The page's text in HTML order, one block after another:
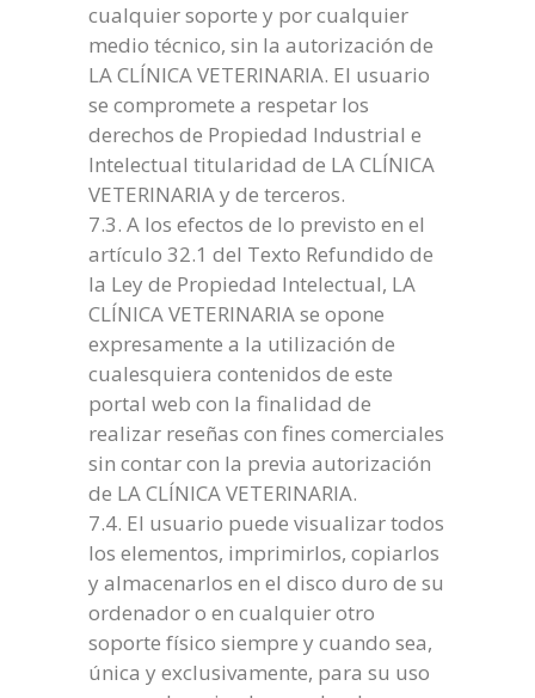
cualquier soporte y por cualquier
medio técnico, sin la autorización de
LA CLÍNICA VETERINARIA. El usuario
se compromete a respetar los
derechos de Propiedad Industrial e
Intelectual titularidad de LA CLÍNICA
VETERINARIA y de terceros.
7.3. A los efectos de lo previsto en el
artículo 32.1 del Texto Refundido de
la Ley de Propiedad Intelectual, LA
CLÍNICA VETERINARIA se opone
expresamente a la utilización de
cualesquiera contenidos de este
portal web con la finalidad de
realizar reseñas con fines comerciales
sin contar con la previa autorización
de LA CLÍNICA VETERINARIA.
7.4. El usuario puede visualizar todos
los elementos, imprimirlos, copiarlos
y almacenarlos en el disco duro de su
ordenador o en cualquier otro
soporte físico siempre y cuando sea,
única y exclusivamente, para su uso